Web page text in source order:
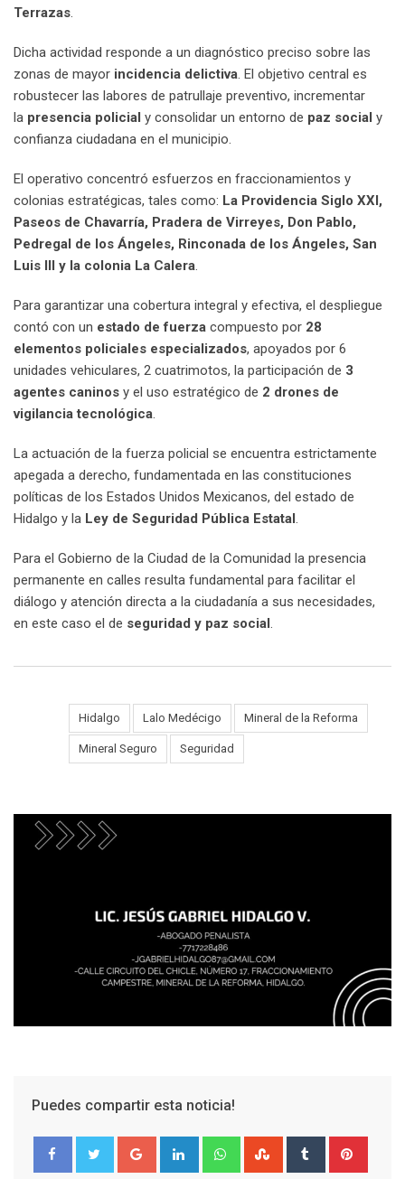
Terrazas.
Dicha actividad responde a un diagnóstico preciso sobre las
zonas de mayor incidencia delictiva. El objetivo central es
robustecer las labores de patrullaje preventivo, incrementar
la presencia policial y consolidar un entorno de paz social y
confianza ciudadana en el municipio.
El operativo concentró esfuerzos en fraccionamientos y
colonias estratégicas, tales como: La Providencia Siglo XXI,
Paseos de Chavarría, Pradera de Virreyes, Don Pablo,
Pedregal de los Ángeles, Rinconada de los Ángeles, San
Luis III y la colonia La Calera.
Para garantizar una cobertura integral y efectiva, el despliegue
contó con un estado de fuerza compuesto por 28
elementos policiales especializados, apoyados por 6
unidades vehiculares, 2 cuatrimotos, la participación de 3
agentes caninos y el uso estratégico de 2 drones de
vigilancia tecnológica.
La actuación de la fuerza policial se encuentra estrictamente
apegada a derecho, fundamentada en las constituciones
políticas de los Estados Unidos Mexicanos, del estado de
Hidalgo y la Ley de Seguridad Pública Estatal.
Para el Gobierno de la Ciudad de la Comunidad la presencia
permanente en calles resulta fundamental para facilitar el
diálogo y atención directa a la ciudadanía a sus necesidades,
en este caso el de seguridad y paz social.
Hidalgo Lalo Medécigo Mineral de la Reforma
Mineral Seguro Seguridad
Puedes compartir esta noticia!
Google+ LinkedIn WhatsappStumbleUpon
Tumblr